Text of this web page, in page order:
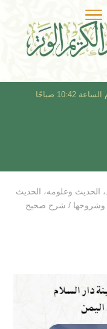
السبت 25 صفر 1448هـ الموافق 8 / 8 / 2026م الساعة 10:42 صباحًا
، الحديث وعلومه، الحديث
/ شرح صحيح